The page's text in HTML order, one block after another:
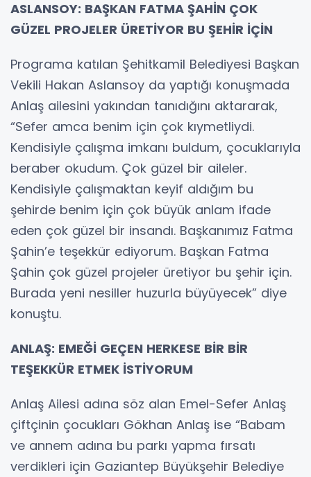
ASLANSOY: BAŞKAN FATMA ŞAHİN ÇOK
GÜZEL PROJELER ÜRETİYOR BU ŞEHİR İÇİN
Programa katılan Şehitkamil Belediyesi Başkan
Vekili Hakan Aslansoy da yaptığı konuşmada
Anlaş ailesini yakından tanıdığını aktararak,
“Sefer amca benim için çok kıymetliydi.
Kendisiyle çalışma imkanı buldum, çocuklarıyla
beraber okudum. Çok güzel bir aileler.
Kendisiyle çalışmaktan keyif aldığım bu
şehirde benim için çok büyük anlam ifade
eden çok güzel bir insandı. Başkanımız Fatma
Şahin’e teşekkür ediyorum. Başkan Fatma
Şahin çok güzel projeler üretiyor bu şehir için.
Burada yeni nesiller huzurla büyüyecek” diye
konuştu.
ANLAŞ: EMEĞİ GEÇEN HERKESE BİR BİR
TEŞEKKÜR ETMEK İSTİYORUM
Anlaş Ailesi adına söz alan Emel-Sefer Anlaş
çiftçinin çocukları Gökhan Anlaş ise “Babam
ve annem adına bu parkı yapma fırsatı
verdikleri için Gaziantep Büyükşehir Belediye